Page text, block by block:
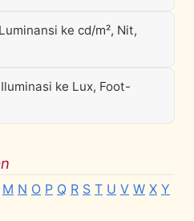
ke cd/m², Nit,
ke Lux, Foot-
M N O P Q R S T U V W X Y